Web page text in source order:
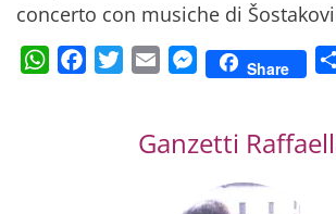
concerto con musiche di
WhatsAppFacebookTwitterEmail Messenger
Share
Ganzetti